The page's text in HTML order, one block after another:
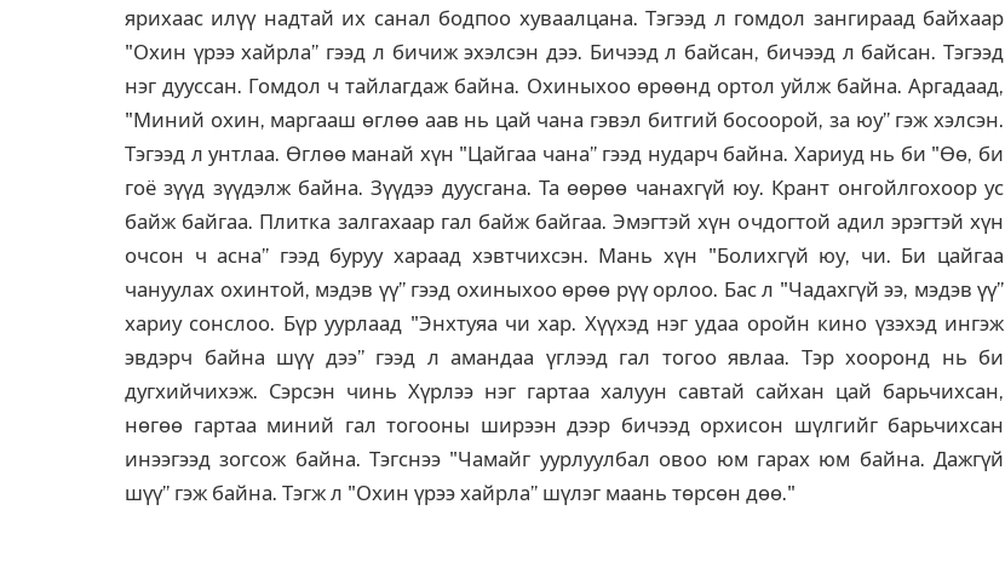
ярихаас илүү надтай их санал бодпоо хуваалцана. Тэгээд л гомдол зангираад байхаар
"Охин үрээ хайрла” гээд л бичиж эхэлсэн дээ. Бичээд л байсан, бичээд л байсан. Тэгээд
нэг дууссан. Гомдол ч тайлагдаж байна. Охиныхоо өрөөнд ортол уйлж байна. Аргадаад,
"Миний охин, маргааш өглөө аав нь цай чана гэвэл битгий босоорой, за юу” гэж хэлсэн.
Тэгээд л унтлаа. Өглөө манай хүн "Цайгаа чана” гээд нударч байна. Хариуд нь би "Өө, би
гоё зүүд зүүдэлж байна. Зүүдээ дуусгана. Та өөрөө чанахгүй юу. Крант онгойлгохоор ус
байж байгаа. Плитка залгахаар гал байж байгаа. Эмэгтэй хүн очдогтой адил эрэгтэй хүн
очсон ч асна” гээд буруу хараад хэвтчихсэн. Мань хүн "Болихгүй юу, чи. Би цайгаа
чануулах охинтой, мэдэв үү” гээд охиныхоо өрөө рүү орлоо. Бас л "Чадахгүй ээ, мэдэв үү”
хариу сонслоо. Бүр уурлаад "Энхтуяа чи хар. Хүүхэд нэг удаа оройн кино үзэхэд ингэж
эвдэрч байна шүү дээ” гээд л амандаа үглээд гал тогоо явлаа. Тэр хооронд нь би
дугхийчихэж. Сэрсэн чинь Хүрлээ нэг гартаа халуун савтай сайхан цай барьчихсан,
нөгөө гартаа миний гал тогооны ширээн дээр бичээд орхисон шүлгийг барьчихсан
инээгээд зогсож байна. Тэгснээ "Чамайг уурлуулбал овоо юм гарах юм байна. Дажгүй
шүү” гэж байна. Тэгж л "Охин үрээ хайрла” шүлэг маань төрсөн дөө."